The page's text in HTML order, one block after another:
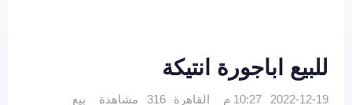
للبيع اباجورة انتيكة
2022-12-19 10:27 م القاهرة 316 مشاهدة بيع